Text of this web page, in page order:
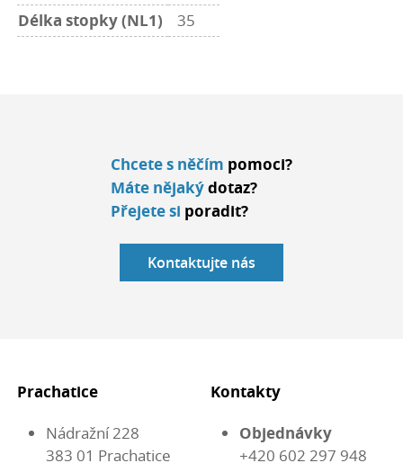
Délka stopky (NL1)
35
Chcete s něčím pomoci?
Máte nějakýdotaz?
Přejete si poradit?
Kontaktujte nás
Prachatice
Nádražní 228
383 01 Prachatice
Kontakty
Objednávky
+420 602 297 948